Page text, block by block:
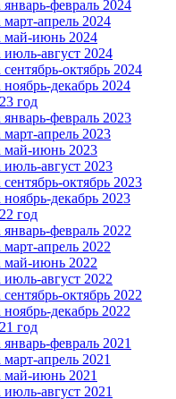
февраль 2024
апрель 2024
июнь 2024
август 2024
октябрь 2024
декабрь 2024
год
февраль 2023
апрель 2023
июнь 2023
август 2023
октябрь 2023
декабрь 2023
год
февраль 2022
апрель 2022
июнь 2022
август 2022
октябрь 2022
декабрь 2022
год
февраль 2021
апрель 2021
июнь 2021
август 2021